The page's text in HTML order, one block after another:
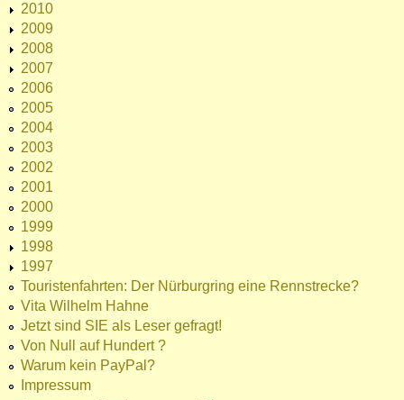
2010
2009
2008
2007
2006
2005
2004
2003
2002
2001
2000
1999
1998
1997
Touristenfahrten: Der Nürburgring eine Rennstrecke?
Vita Wilhelm Hahne
Jetzt sind SIE als Leser gefragt!
Von Null auf Hundert ?
Warum kein PayPal?
Impressum